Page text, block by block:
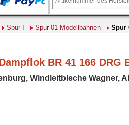
Spur I Spur 01 Modellbahnen Spur
BR 41 166
Windleitbleche Wagner,